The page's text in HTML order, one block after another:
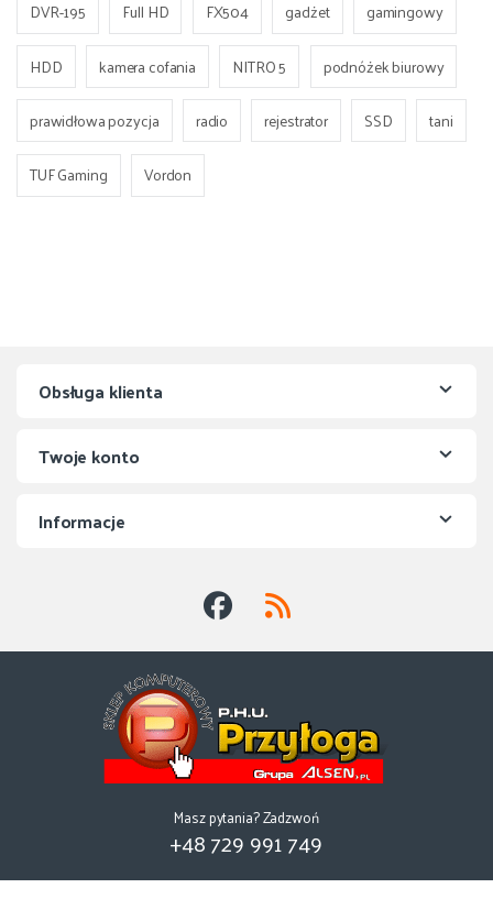
DVR-195
Full HD FX504 gadżet
gamingowy
HDD
kamera cofania NITRO 5
podnóżek biurowy
prawidłowa pozycja
radio rejestrator SSD
tani
TUF Gaming
Vordon
Obsługa klienta
Twoje konto
Informacje
Masz pytania? Zadzwoń
+48 729 991 749